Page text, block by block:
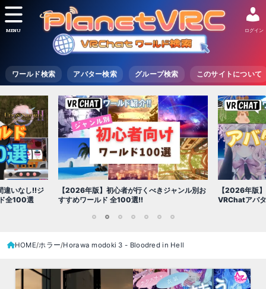
ワールド検索 アバター検索 グループ検索 このサイトについて
ログイン
MENU
ャンル別お
【2026年版】初心者必見!!無料で使える
VRChatアバター（アバターワールド紹介）
【2026年版
世界を味わえ
HOME ホラー Horawa modoki 3 - Bloodred in Hell